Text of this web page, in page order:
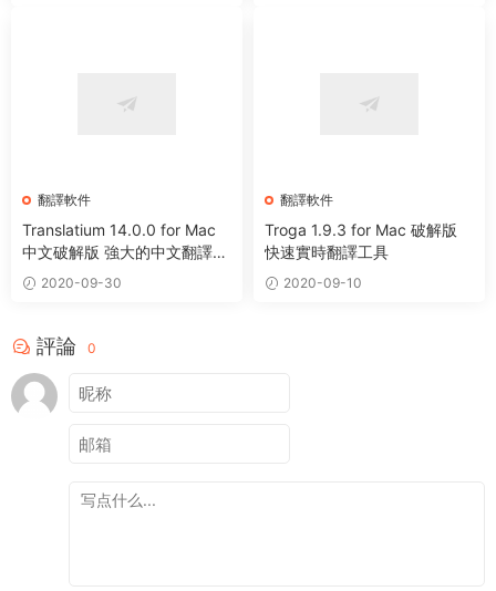
翻譯軟件
Translatium 14.0.0 for Mac
中文破解版 強大的中文翻譯軟
件 2020-09-30
翻譯軟件
Troga 1.9.3 for Mac 破解版
快速實時翻譯工具
2020-09-10
評論 0